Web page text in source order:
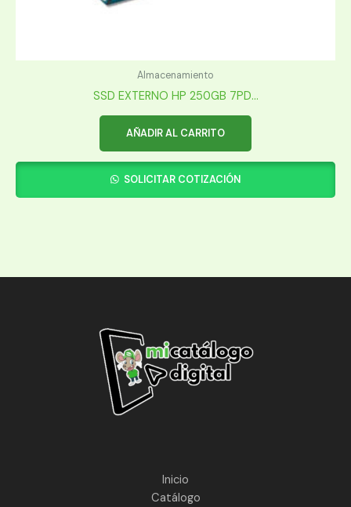
Almacenamiento
SSD EXTERNO HP 250GB 7PD...
AÑADIR AL CARRITO
SOLICITAR COTIZACIÓN
Inicio
Catálogo